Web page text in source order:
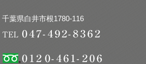
千葉県白井市根1780-116